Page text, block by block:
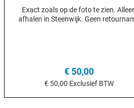
Exact zoals op de foto te zien.
afhalen in Steenwijk. Geen
€ 50,00
€ 50,00 Exclusief BTW